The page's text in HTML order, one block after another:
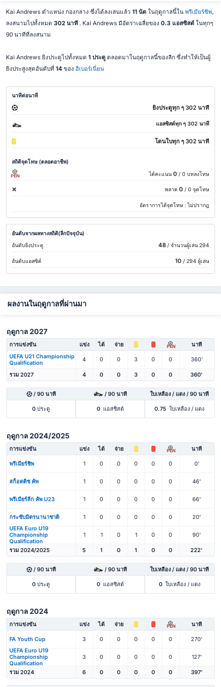
Kai Andrews ตำแหน่ง กองกลาง ซึ่งได้ลงเล่นแล้ว 11 นัดในฤดูกาลนี้ใน พรีเมียร์ชิพ,
ลงสนามไปทั้งหมด 302 นาที . Kai Andrews มีอัตราเฉลี่ยของ 0.3 แอสซิสต์ในทุกๆ
90 นาทีที่ลงสนาม
Kai Andrews ยิงประตูไปทั้งหมด 1 ประตูตลอดมาในฤดูกาลนี้ของลีก ซึ่งทำให้เป็นผู้
ยิงประสูงสุดอันดับที่ 14ของ ฮิเบอร์เนี่ยน
นาทีต่อนาที
ยิงประตูทุก ๆ 302 นาที
แอสซิสต์ทุก ๆ 302 นาที
โดนใบทุก ๆ 302 นาที
สถิติจุดโทษ (ตลอดอาชีพ)
PEN ได้คะแนน 0 / 0 บทลงโทษ
พลาด 0 / 0 จุดโทษ
อัตราการได้จุดโทษ :ไม่ปรากฎ
อันดับจากผลทางสถิติ(ลีกปัจจุบัน)
อันดับยิงประตู
48/ จำนวนผู้เล่น 294
อันดับแอสซิต์ 10 / 294 ผู้เล่น
ผลงานในฤดูกาลที่ผ่านมา
ฤดูกาล 2027
การแข่งขัน แข่ง ได้ จ่าย PEN
นาที
UEFA U21 Championship
Qualification
4 0 0 3 0 0 360'
รวม 2027 4 0 0 3 0 0 360'
/ 90 นาที / 90 นาที ใบเหลือง / แดง / 90 นาที
0 ประตู 0 แอสซิสต์ 0.75 ใบเหลือง / แดง
ฤดูกาล 2024/2025
การแข่งขัน แข่ง ได้ จ่าย PEN นาที
พรีเมียร์ชิพ 1 0 0 0 0 0 0'
สก็อตติช คัพ 1 0 0 0 0 0 46'
พรีเมียร์ลีก คัพ U23 1 0 0 0 0 0 66'
กระชับมิตรนานาชาติ 1 0 0 0 0 0
20'
UEFA Euro U19
Championship
Qualification
1 1 0 1 0 0 90'
รวม 2024/2025 5 1 0 1 0 0 222'
/ 90 นาที / 90 นาที ใบเหลือง / แดง / 90 นาที
0 ประตู 0 แอสซิสต์ 0 ใบเหลือง / แดง
ฤดูกาล 2024
การแข่งขัน แข่ง ได้ จ่าย PEN นาที
FA Youth Cup 3 0 0 0 0 0
270'
UEFA Euro U19
Championship
Qualification
3 0 0 0 0 0 127'
รวม 2024 6 0 0 0 0 0 397'